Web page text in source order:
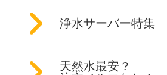
浄水サーバー特集
天然水最安？